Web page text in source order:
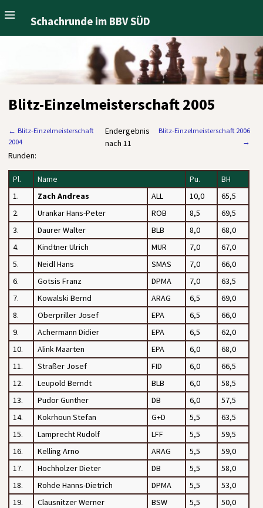
Schachrunde im BBV SÜD
Blitz-Einzelmeisterschaft 2005
← Blitz-Einzelmeisterschaft
2004
Blitz-Einzelmeisterschaft 2006
→
Endergebnis
nach 11
Runden:
Pl. Name Pu.
BH
1.
Zach Andreas ALL 10,0
65,5
2.
Urankar Hans-Peter ROB 8,5
69,5
3.
Daurer Walter BLB 8,0
68,0
4.
Kindtner Ulrich MUR 7,0
67,0
5.
Neidl Hans SMAS 7,0
66,0
6.
Gotsis Franz DPMA 7,0
63,5
7.
Kowalski Bernd ARAG 6,5
69,0
8.
Oberpriller Josef EPA 6,5
66,0
9.
Achermann Didier EPA 6,5
62,0
10.
Alink Maarten EPA 6,0
68,0
11.
Straßer Josef FID 6,0
66,5
12.
Leupold Berndt BLB 6,0
58,5
13.
Pudor Gunther DB 6,0
57,5
14.
Kokrhoun Stefan G+D 5,5
63,5
15.
Lamprecht Rudolf LFF 5,5
59,5
16.
Kelling Arno ARAG 5,5
59,0
17.
Hochholzer Dieter DB 5,5
58,0
18.
Rohde Hanns-Dietrich DPMA 5,5
53,0
19.
Clausnitzer Werner BSW 5,5
50,0